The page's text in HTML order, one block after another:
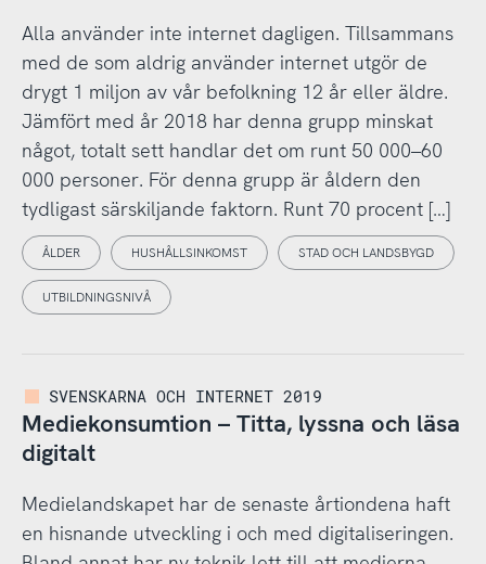
Alla använder inte internet dagligen. Tillsammans
med de som aldrig använder internet utgör de
drygt 1 miljon av vår befolkning 12 år eller äldre.
Jämfört med år 2018 har denna grupp minskat
något, totalt sett handlar det om runt 50 000–60
000 personer. För denna grupp är åldern den
tydligast särskiljande faktorn. Runt 70 procent […]
ÅLDER HUSHÅLLSINKOMST STAD OCH LANDSBYGD
UTBILDNINGSNIVÅ
SVENSKARNA OCH INTERNET 2019
Mediekonsumtion – Titta, lyssna och läsa
digitalt
Medielandskapet har de senaste årtiondena haft
en hisnande utveckling i och med digitaliseringen.